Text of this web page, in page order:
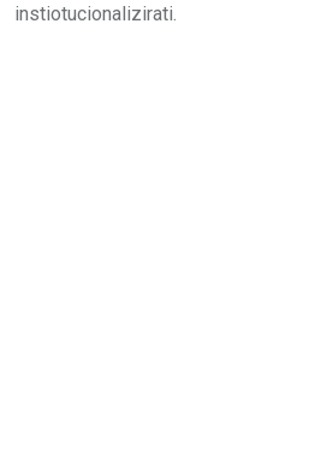
instiotucionalizirati.